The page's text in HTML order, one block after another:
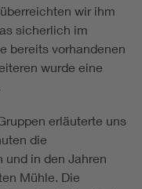
wir ihm
sicherlich im
bereits vorhandenen
wurde eine
erläuterte uns
die
und in den Jahren
Mühle. Die